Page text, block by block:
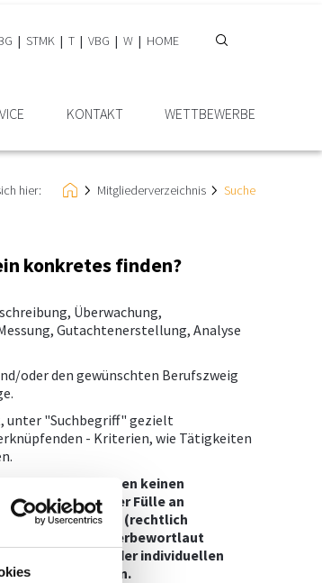
STMK T VBG W HOME
KONTAKT WETTBEWERBE
hier: Mitglieder­verzeichnis Suche
konkretes finden?
Überwachung,
Gutachtenerstellung, Analyse
oder den gewünschten Berufszweig
unter "Suchbegriff" gezielt
- Kriterien, wie Tätigkeiten
haben keinen
Es ist aufgrund der Fülle an
möglich, alle (rechtlich
jeweiligen Gewerbewortlaut
sich immer an der individuellen
ausgestaltet sein.